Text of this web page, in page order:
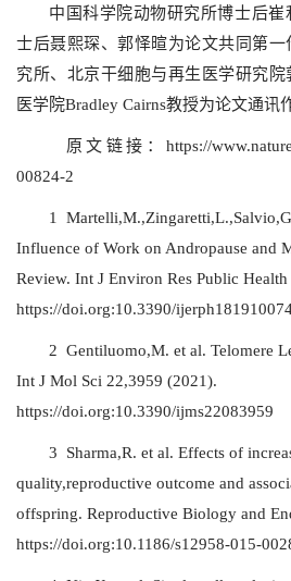
中国科学院动物研究所博士后
士后聂熙琛、郭怿暄为论文共同第
究所、北京干细胞与再生医学研究
医学院Bradley Cairns教授为论文通讯
原文链接： https://
00824-2
1
Influence of Work on Andropause and
Review. Int J Environ Res Public
https://doi.org:10.3390/
2 Gentiluomo,M. et al. Telomere
Int J Mol Sci 22,3959 (2021).
https://doi.org:10.3390/ijms22083959
3 Sharma,R. et al. Effects of
quality,reproductive outcome and
offspring. Reproductive Biology and
https://doi.org:10.1186/s12958-015-